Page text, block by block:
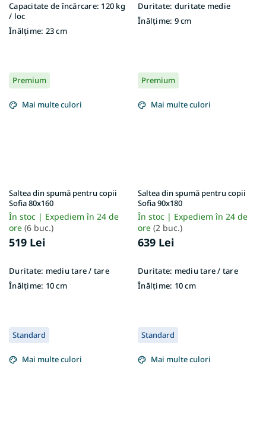
Capacitate de încărcare: 120 kg
/ loc
Înălțime: 23 cm
Duritate: duritate medie
Înălțime: 9 cm
Premium
Mai multe culori
Saltea din spumă pentru copii
Sofia 80x160
În stoc | Expediem în 24 de
ore (6 buc.)
519 Lei
Duritate: mediu tare / tare
Înălțime: 10 cm
Premium
Mai multe culori
Saltea din spumă pentru copii
Sofia 90x180
În stoc | Expediem în 24 de
ore (2 buc.)
639 Lei
Duritate: mediu tare / tare
Înălțime: 10 cm
Standard
Mai multe culori
Standard
Mai multe culori